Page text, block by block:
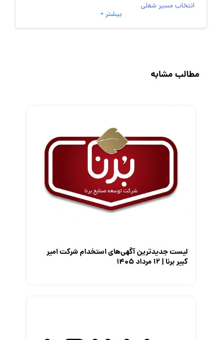
انتخاب مسیر شغلی
به‌روزرسانی‌های سایت (کارجویی)
رزومه
گزارش‌های آماری
معرفی متخصصان منابع انسانی
بیشتر +
مطالب مشابه
لیست جدیدترین آگهی‌های استخدام شرکت امیر
کبیر برنا | ۱۲ مرداد ۱۴۰۵